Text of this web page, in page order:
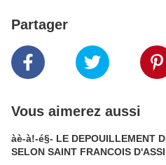
Partager
Vous aimerez aussi
àè-à!-é§- LE DEPOUILLEMENT
SELON SAINT FRANCOIS